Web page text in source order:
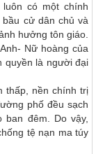
có một chính
cử dân chủ và
hưởng tôn giáo.
Nữ hoàng của
quyền là người đại
thấp, nền chính trị
phố đều sạch
đêm. Do vậy,
tệ nạn ma túy